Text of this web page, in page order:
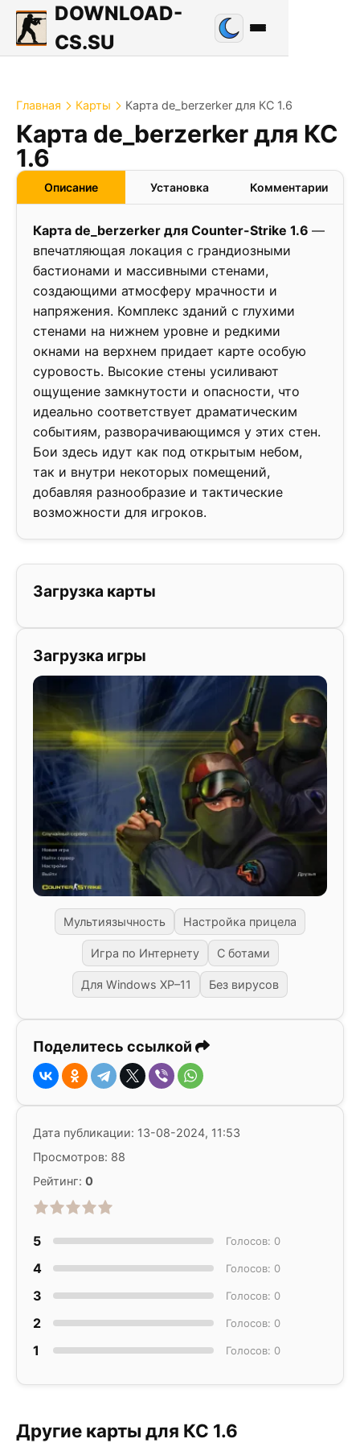
DOWNLOAD-
CS.SU
Главная Карты Карта de_berzerker для КС 1.6
Карта de_berzerker для КС
1.6
❮ ❯
1.0
Описание Установка Комментарии
Карта de_berzerker для Counter-Strike 1.6 —
впечатляющая локация с грандиозными
бастионами и массивными стенами,
создающими атмосферу мрачности и
напряжения. Комплекс зданий с глухими
стенами на нижнем уровне и редкими
окнами на верхнем придает карте особую
суровость. Высокие стены усиливают
ощущение замкнутости и опасности, что
идеально соответствует драматическим
событиям, разворачивающимся у этих стен.
Бои здесь идут как под открытым небом,
так и внутри некоторых помещений,
добавляя разнообразие и тактические
возможности для игроков.
Загрузка карты
Загрузка игры
Мультиязычность Настройка прицела
Игра по Интернету С ботами
Для Windows XP–11 Без вирусов
Поделитесь ссылкой
Дата публикации: 13-08-2024, 11:53
Просмотров: 88
Рейтинг: 0
5 Голосов: 0
4 Голосов: 0
3 Голосов: 0
2 Голосов: 0
1 Голосов: 0
Другие карты для КС 1.6